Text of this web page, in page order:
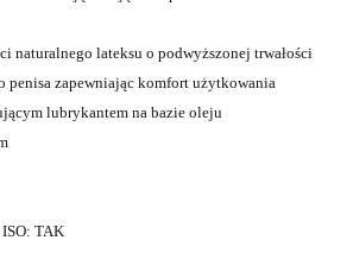
naturalnego lateksu o podwyższonej trwałości
penisa zapewniając komfort użytkowania
lubrykantem na bazie oleju
TAK